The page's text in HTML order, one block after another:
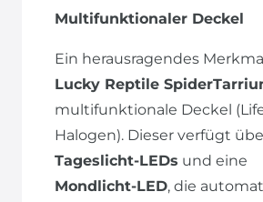
Multifunktionaler Deckel
Ein herausragendes
Lucky Reptile
multifunktionale Deckel
Halogen). Dieser verfügt
Tageslicht-LEDs und eine
Mondlicht-LED, die